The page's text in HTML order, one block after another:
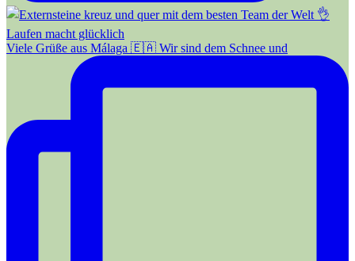
Viele Grüße aus Málaga 🇪🇦 Wir sind dem Schnee und